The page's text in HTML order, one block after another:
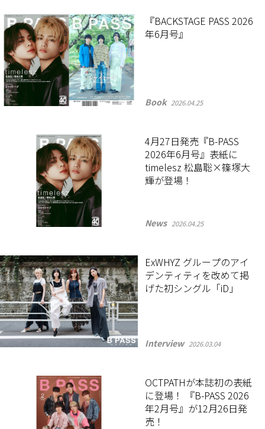
『BACKSTAGE PASS 2026
年6月号』
Book 2026.04.25
4月27日発売『B-PASS
2026年6月号』表紙に
timelesz 松島聡×篠塚大
輝が登場！
News 2026.04.25
ExWHYZ グループのアイ
デンティティを改めて掲
げた初シングル「iD」
Interview 2026.03.04
OCTPATHが本誌初の表紙
に登場！ 『B-PASS 2026
年2月号』が12月26日発
売！